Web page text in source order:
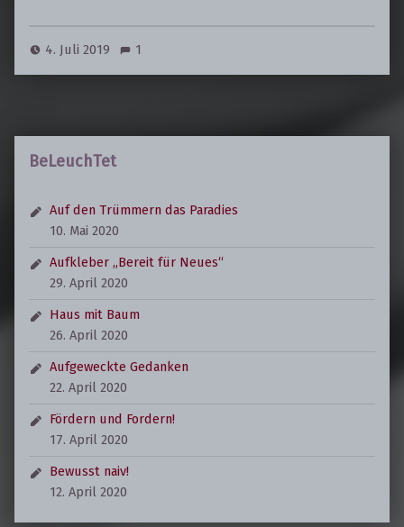
4. Juli 2019 1
BeLeuchTet
Auf den Trümmern das Paradies
10. Mai 2020
Aufkleber „Bereit für Neues“
29. April 2020
Haus mit Baum
26. April 2020
Aufgeweckte Gedanken
22. April 2020
Fördern und Fordern!
17. April 2020
Bewusst naiv!
12. April 2020